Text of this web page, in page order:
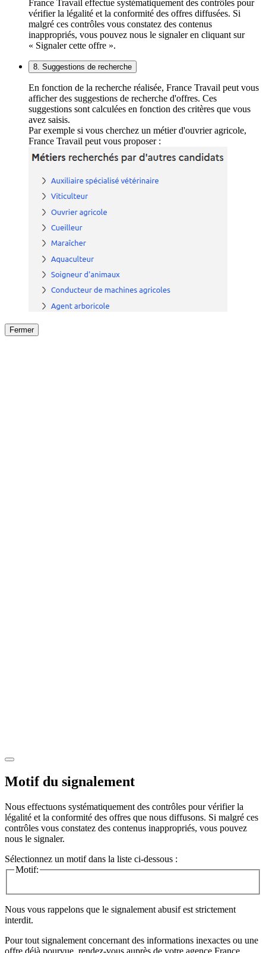
France Travail effectue systématiquement des contrôles pour
vérifier la légalité et la conformité des offres diffusées. Si
malgré ces contrôles vous constatez des contenus
inappropriés, vous pouvez nous le signaler en cliquant sur
« Signaler cette offre ».
8. Suggestions de recherche
En fonction de la recherche réalisée, France Travail peut vous
afficher des suggestions de recherche d'offres. Ces
suggestions sont calculées en fonction des critères que vous
avez saisis.
Par exemple si vous cherchez un métier d'ouvrier agricole,
France Travail peut vous proposer :
Fermer
Motif du signalement
Nous effectuons systématiquement des contrôles pour vérifier la
légalité et la conformité des offres que nous diffusons. Si malgré ces
contrôles vous constatez des contenus inappropriés, vous pouvez
nous le signaler.
Sélectionnez un motif dans la liste ci-dessous :
Motif:
Nous vous rappelons que le signalement abusif est strictement
interdit.
Pour tout signalement concernant des informations inexactes ou une